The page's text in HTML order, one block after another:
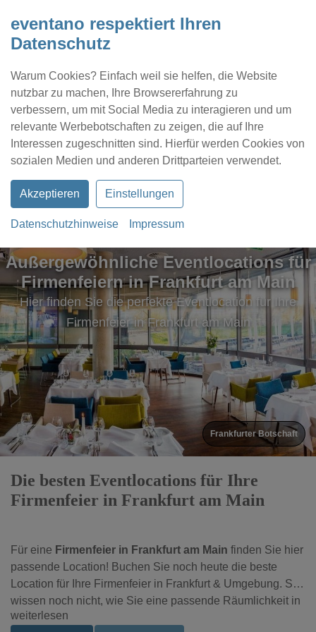
eventano respektiert Ihren
Datenschutz
Warum Cookies? Einfach weil sie helfen, die Website
nutzbar zu machen, Ihre Browsererfahrung zu
verbessern, um mit Social Media zu interagieren und um
relevante Werbebotschaften zu zeigen, die auf Ihre
Interessen zugeschnitten sind. Hierfür werden Cookies von
sozialen Medien und anderen Drittparteien verwendet.
Akzeptieren Einstellungen
Datenschutzhinweise Impressum
Kontakt Location eintragen Profil
Außergewöhnliche Eventlocations für
Firmenfeiern in Frankfurt am Main
Hier finden Sie die perfekte Eventlocation für Ihre
Firmenfeier in Frankfurt am Main
Römerhallen der Stadt
Die besten Eventlocations für Ihre
Firmenfeier in Frankfurt am Main
Für eine Firmenfeier in Frankfurt am Main finden Sie hier
passende Location! Buchen Sie noch heute die beste
Location für Ihre Firmenfeier in Frankfurt & Umgebung. Sie
wissen noch nicht, wie Sie eine passende Räumlichkeit in
der großen Auswahl der Eventlocations der Region finden
weiterlesen